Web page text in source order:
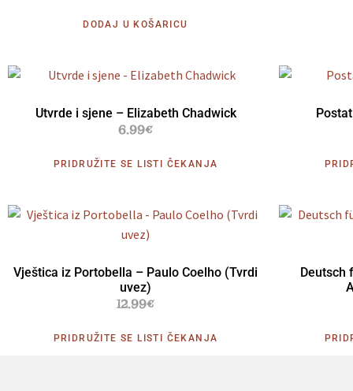
DODAJ U KOŠARICU
Utvrde i sjene – Elizabeth Chadwick
6.99€
PRIDRUŽITE SE LISTI ČEKANJA
Vještica iz Portobella – Paulo Coelho (Tvrdi
uvez)
12.99€
PRIDRUŽITE SE LISTI ČEKANJA
Deutsch